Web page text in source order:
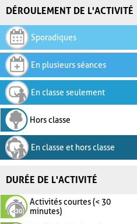
DÉROULEMENT DE L'ACTIVITÉ
Sporadiques
En plusieurs séances
En classe seulement
Hors classe
En classe et hors classe
DURÉE DE L'ACTIVITÉ
Activités courtes (< 30
minutes)